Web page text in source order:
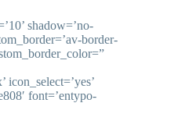
shadow=’no-
border-
icon_select=’yes’
font=’entypo-